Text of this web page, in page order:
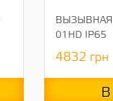
ВЫЗЫВНАЯ
01HD IP65
4832 грн